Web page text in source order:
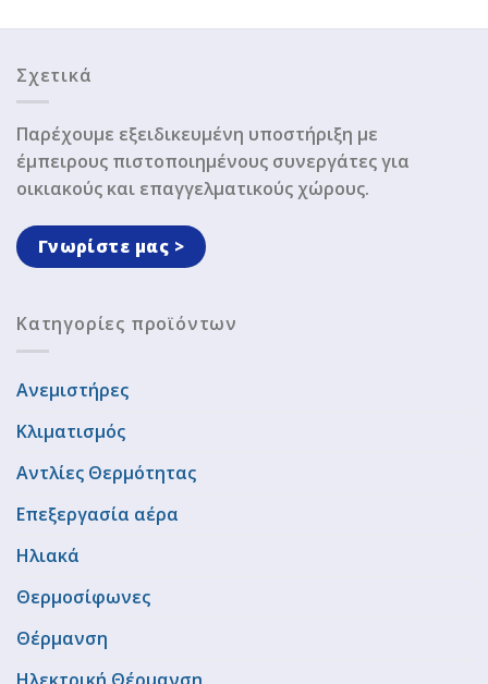
Σχετικά
Παρέχουμε εξειδικευμένη υποστήριξη με
έμπειρους πιστοποιημένους συνεργάτες για
οικιακούς και επαγγελματικούς χώρους.
Γνωρίστε μας >
Κατηγορίες προϊόντων
Ανεμιστήρες
Κλιματισμός
Αντλίες Θερμότητας
Επεξεργασία αέρα
Ηλιακά
Θερμοσίφωνες
Θέρμανση